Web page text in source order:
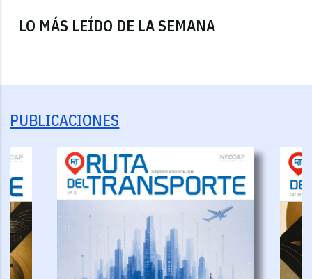
LO MÁS LEÍDO DE LA SEMANA
PUBLICACIONES